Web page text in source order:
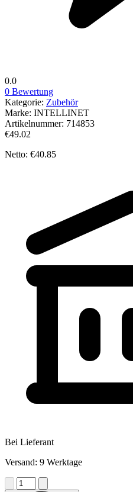
0.0
0 Bewertung
Kategorie: Zubehör
Marke: INTELLINET
Artikelnummer: 714853
€49.02
Netto: €40.85
Bei Lieferant
Versand: 9 Werktage